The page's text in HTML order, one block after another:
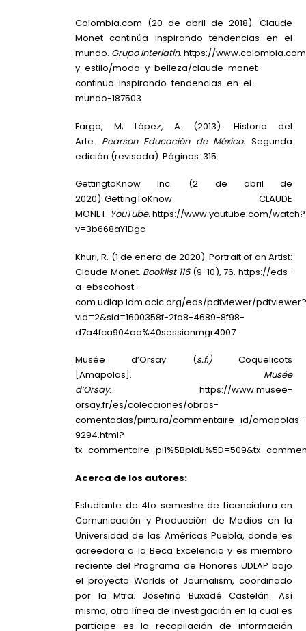
Colombia.com (20 de abril de 2018). Claude
Monet continúa inspirando tendencias en el
mundo. Grupo Interlatin. https://
y-estilo/moda-y-belleza/claude-monet-
continua-inspirando-tendencias-en-el-
mundo-187503
Farga, M; López, A. (2013). Historia del
Arte. Pearson Educación de México.Segunda
edición (revisada). Páginas: 315.
GettingtoKnow Inc. (2 de abril de
2020). GettingToKnow CLAUDE
MONET. YouTube. https://www.youtube.com/watch?
v=3b668aY1Dgc
Khuri, R. (1 de enero de 2020). Portrait of an Artist:
Claude Monet. Booklist 116(9-10), 76.https://eds-
a-ebscohost-
com.udlap.idm.oclc.org/eds/pdfviewer/pdfviewer?
vid=2&sid=1600358f-2fd8-4689-8f98-
d7a4fca904aa%40sessionmgr4007
Musée d’Orsay (s.f.)Coquelicots
[Amapolas]. Musée
d’Orsay. https://www.musee-
orsay.fr/es/colecciones/obras-
comentadas/pintura/commentaire_id/amapolas-
9294.html?
Acerca de los autores:
Estudiante de 4to semestre de Licenciatura en
Comunicación y Producción de Medios en la
Universidad de las Américas Puebla, donde es
acreedora a la Beca Excelencia y es miembro
reciente del Programa de Honores UDLAP bajo
el proyecto Worlds of Journalism, coordinado
por la Mtra. Josefina Buxadé Castelán. Así
mismo, otra línea de investigación en la cual es
partícipe es la recopilación de información